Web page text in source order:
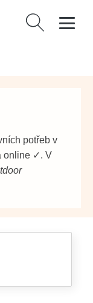
Vyhledávání
potřeb v
online ✓. V